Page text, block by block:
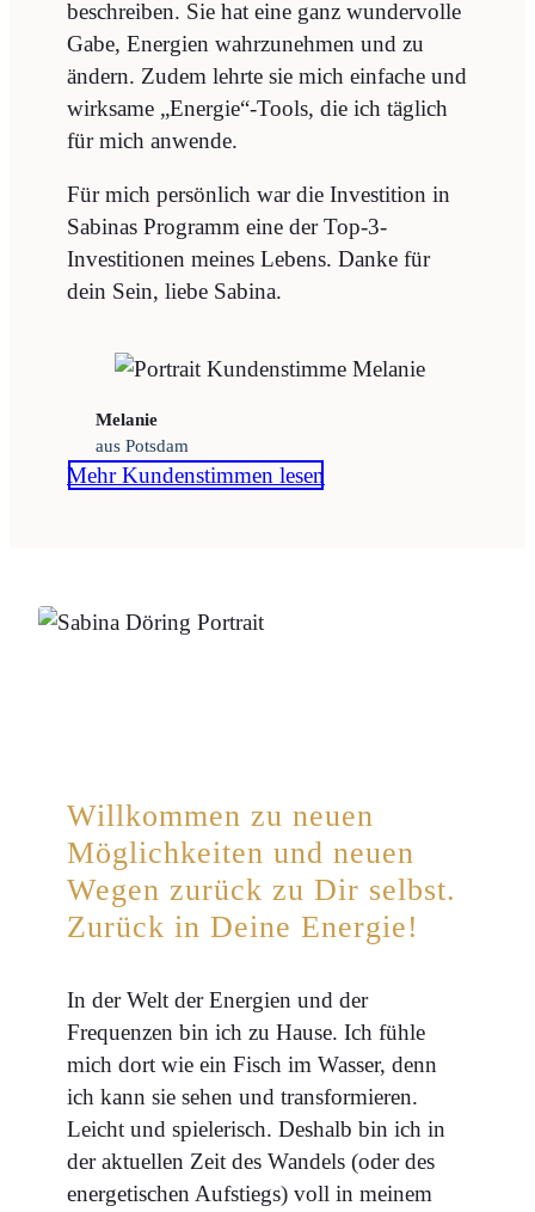
beschreiben. Sie hat eine ganz wundervolle
Gabe, Energien wahrzunehmen und zu
ändern. Zudem lehrte sie mich einfache und
wirksame „Energie“-Tools, die ich täglich
für mich anwende.
Für mich persönlich war die Investition in
Sabinas Programm eine der Top-3-
Investitionen meines Lebens. Danke für
dein Sein, liebe Sabina.
Melanie
aus Potsdam
Mehr Kundenstimmen lesen
Willkommen zu neuen
Möglichkeiten und neuen
Wegen zurück zu Dir selbst.
Zurück in Deine Energie!
In der Welt der Energien und der
Frequenzen bin ich zu Hause. Ich fühle
mich dort wie ein Fisch im Wasser, denn
ich kann sie sehen und transformieren.
Leicht und spielerisch. Deshalb bin ich in
der aktuellen Zeit des Wandels (oder des
energetischen Aufstiegs) voll in meinem